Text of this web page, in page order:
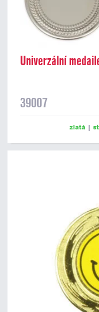
Univerzální
39007
zlatá |